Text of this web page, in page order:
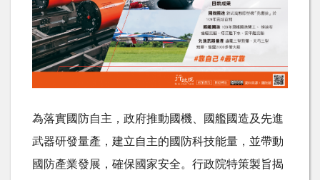
為落實國防自主，政府推動國機、國艦國造及先進
武器研發量產，建立自主的國防科技能量，並帶動
國防產業發展，確保國家安全。行政院特策製旨揭